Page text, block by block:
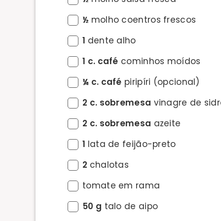
½ molho coentros frescos
1 dente alho
1 c. café cominhos moídos
¼ c. café piripíri (opcional)
2 c. sobremesa vinagre de
2 c. sobremesa azeite
1 lata de feijão-preto
2 chalotas
tomate em rama
50 g talo de aipo